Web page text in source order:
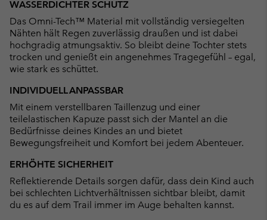
WASSERDICHTER SCHUTZ
Das Omni-Tech™ Material mit vollständig versiegelten
Nähten hält Regen zuverlässig draußen und ist dabei
hochgradig atmungsaktiv. So bleibt deine Tochter stets
trocken und genießt ein angenehmes Tragegefühl – egal,
wie stark es schüttet.
INDIVIDUELL ANPASSBAR
Mit einem verstellbaren Taillenzug und einer
teilelastischen Kapuze passt sich der Mantel an die
Bedürfnisse deines Kindes an und bietet
Bewegungsfreiheit und Komfort bei jedem Abenteuer.
ERHÖHTE SICHERHEIT
Reflektierende Details sorgen dafür, dass dein Kind auch
bei schlechten Lichtverhältnissen sichtbar bleibt, damit
du es auf dem Trail immer im Auge behalten kannst.